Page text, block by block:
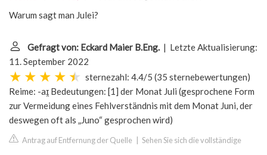
Warum sagt man Julei?
Gefragt von: Eckard Maier B.Eng. | Letzte Aktualisierung:
11. September 2022
sternezahl: 4.4/5 (35 sternebewertungen)
Reime: -aɪ̯ Bedeutungen: [1] der Monat Juli (gesprochene Form
zur Vermeidung eines Fehlverständnis mit dem Monat Juni, der
deswegen oft als „Juno“ gesprochen wird)
Antrag auf Entfernung der Quelle Sehen Sie sich die vollständige